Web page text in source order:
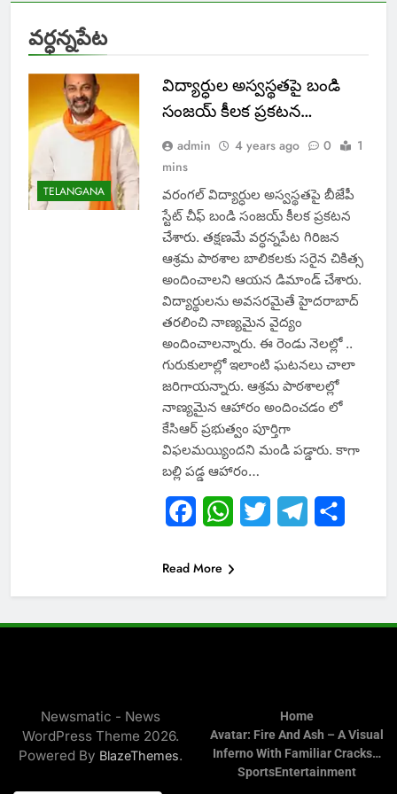
వర్ధన్నపేట
TELANGANA
విద్యార్ధుల అస్వస్థతపై బండి
సంజయ్ కీలక ప్రకటన…
admin 4 years ago 0
1
mins
వరంగల్ విద్యార్ధుల అస్వస్థతపై బీజేపీ
స్టేట్ చీఫ్ బండి సంజయ్ కీలక ప్రకటన
చేశారు. తక్షణమే వర్ధన్నపేట గిరిజన
ఆశ్రమ పాఠశాల బాలికలకు సరైన చికిత్స
అందించాలని ఆయన డిమాండ్ చేశారు.
విద్యార్థులను అవసరమైతే హైదరాబాద్
తరలించి నాణ్యమైన వైద్యం
అందించాలన్నారు. ఈ రెండు నెలల్లో ..
గురుకులాల్లో ఇలాంటి ఘటనలు చాలా
జరిగాయన్నారు. ఆశ్రమ పాఠశాలల్లో
నాణ్యమైన ఆహారం అందించడం లో
కేసిఆర్ ప్రభుత్వం పూర్తిగా
విఫలమయ్యిందని మండి పడ్డారు. కాగా
బల్లి పడ్డ ఆహారం…
FacebookWhatsApp
Twitter Telegram
Read More
Newsmatic - News
WordPress Theme 2026.
Powered By BlazeThemes.
Home
Avatar: Fire And Ash – A Visual
Inferno With Familiar Cracks…
SportsEntertainment